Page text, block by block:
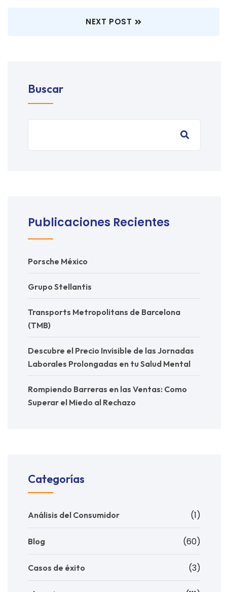
NEXT POST
Buscar
Publicaciones Recientes
Porsche México
Grupo Stellantis
Transports Metropolitans de Barcelona
(TMB)
Descubre el Precio Invisible de las Jornadas
Laborales Prolongadas en tu Salud Mental
Rompiendo Barreras en las Ventas: Como
Superar el Miedo al Rechazo
Categorías
Análisis del Consumidor (1)
Blog (60)
Casos de éxito (3)